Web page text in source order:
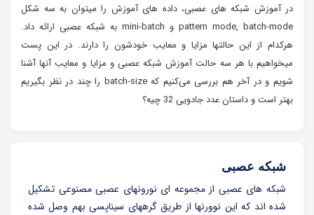
در آموزش شبکه های عصبی، داده های آموزش را میتوان به سه شکل
pattern mode, batch-mode و mini-batch به شبکه عصبی ارائه داد.
هرکدام از این حالتها مزایا و معایب خودشون را دارند. در این پست
میخواهیم با هر سه حالت آموزش شبکه عصبی و مزایا و معایب آنها آشنا
شویم و در آخر هم بررسی می‌کنیم که batch-size را چند در نظر بگیریم
بهتر است و داستان عدد جادویی 32 چیه؟
شبکه عصبی
شبکه های عصبی از مجموعه ای نورونهای عصبی مصنوعی تشکیل
شده اند که این نوورنها از طریق گرههای سیناپسی بهم وصل شده